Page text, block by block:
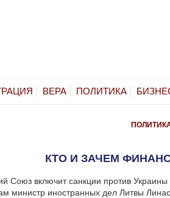
ВЕРА ПОЛИТИКА
КТО И ЗАЧЕМ
Союз включит санкции против Украины
министр иностранных дел Литвы